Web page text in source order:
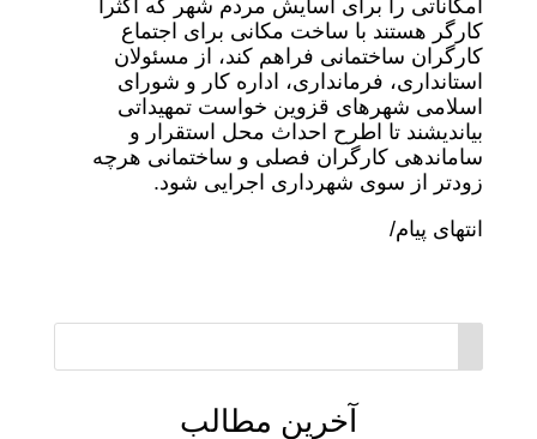
امکاناتی را برای آسایش مردم شهر که اکثرا
کارگر هستند با ساخت مکانی برای اجتماع
کارگران ساختمانی فراهم کند، از مسئولان
استانداری، فرمانداری، اداره کار و شورای
اسلامی شهرهای قزوین خواست تمهیداتی
بیاندیشند تا اطرح احداث محل استقرار و
ساماندهی کارگران فصلی و ساختمانی هرچه
زودتر از سوی شهرداری اجرایی شود.
انتهای پیام/
آخرین مطالب